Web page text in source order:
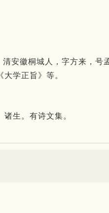
安徽桐城人，字方来，
大学正旨》等。
生。有诗文集。